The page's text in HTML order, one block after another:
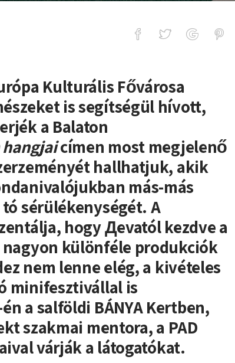
hívják fel a figyelmet a
Kulturális Fővárosa
is segítségül hívott,
a Balaton
címen most megjelenő
hallhatjuk, akik
más-más
sérülékenységét. A
hogy Дevatól kezdve a
nagyon különféle produkciók
nem lenne elég, a kivételes
minifesztivállal is
a salföldi BÁNYA Kertben,
szakmai mentora, a PAD
várják a látogatókat.